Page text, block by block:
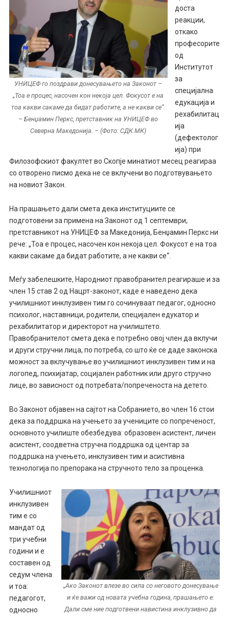
УНИЦЕФ го поздрави донесувањето на Законот –
„Тоа е процес, насочен кон некоја цел. Фокусот е на
тоа какви сакаме да бидат работите, а не какви се“.
– Бенџамин Перкс, претставник на УНИЦЕФ во
Северна Македонија. – (Фото: СДК.МК)
доста
реакции,
откако
професорите
од
Институтот
за
специјална
едукација и
рехабилитац
ија
(дефектолог
ија) при
Филозофскиот факултет во Скопје минатиот месец реагираа
со отворено писмо дека не се вклучени во подготвувањето
на новиот Закон.
На прашањето дали смета дека институциите се
подготовени за примена на Законот од 1 септември,
претставникот на УНИЦЕФ за Македонија, Бенџамин Перкс ни
рече: „Тоа е процес, насочен кон некоја цел. Фокусот е на тоа
какви сакаме да бидат работите, а не какви се“.
Меѓу забелешките, Народниот правобранител реагираше и за
член 15 став 2 од Нацрт-законот, каде е наведено дека
училишниот инклузивен тим го сочинуваат педагог, односно
психолог, наставници, родители, специјален едукатор и
рехабилитатор и директорот на училиштето.
Правобранителот смета дека е потребно овој член да вклучи
и други стручни лица, по потреба, со што ќе се даде законска
можност за вклучување во училишниот инклузивен тим и на
логопед, психијатар, социјален работник или друго стручно
лице, во зависност од потребата/попреченоста на детето.
Во Законот објавен на сајтот на Собранието, во член 16 стои
дека за поддршка на учењето за учениците со попреченост,
основното училиште обезбедува: образовен асистент, личен
асистент, соодветна стручна поддршка од центар за
поддршка на учењето, инклузивен тим и асистивна
технологија по препорака на стручното тело за проценка.
„Ако Законот влезе во сила со неговото донесување
и ќе важи од новата учебна година, прашањето е:
Дали сме ние подготвени навистина инклузивно да
Училишниот
инклузивен
тим е со
мандат од
три учебни
години и е
составен од
седум члена
и тоа:
педагогот,
односно